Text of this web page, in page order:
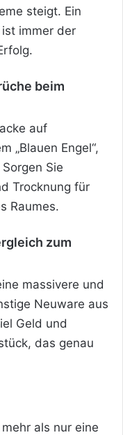
steigt. Ein
immer der
beim
auf
„Blauen Engel“,
Sie
Trocknung für
Raumes.
zum
massivere und
Neuware aus
Geld und
das genau
als nur eine